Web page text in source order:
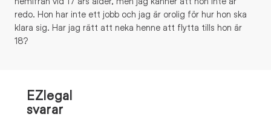
redo. Hon har inte ett jobb och jag är orolig för hur hon ska
klara sig. Har jag rätt att neka henne att flytta tills hon är
18?
EZlegal
svarar